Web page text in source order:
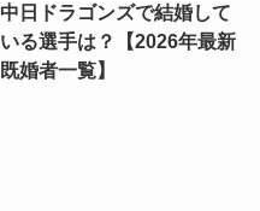
中日ドラゴンズで結婚して
いる選手は？【2026年最新
既婚者一覧】